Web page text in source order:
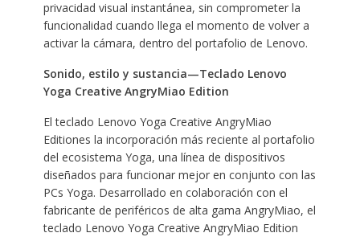
privacidad visual instantánea, sin comprometer la
funcionalidad cuando llega el momento de volver a
activar la cámara, dentro del portafolio de Lenovo.
Sonido, estilo y sustancia—Teclado Lenovo
Yoga Creative AngryMiao Edition
El teclado Lenovo Yoga Creative AngryMiao
Editiones la incorporación más reciente al portafolio
del ecosistema Yoga, una línea de dispositivos
diseñados para funcionar mejor en conjunto con las
PCs Yoga. Desarrollado en colaboración con el
fabricante de periféricos de alta gama AngryMiao, el
teclado Lenovo Yoga Creative AngryMiao Edition